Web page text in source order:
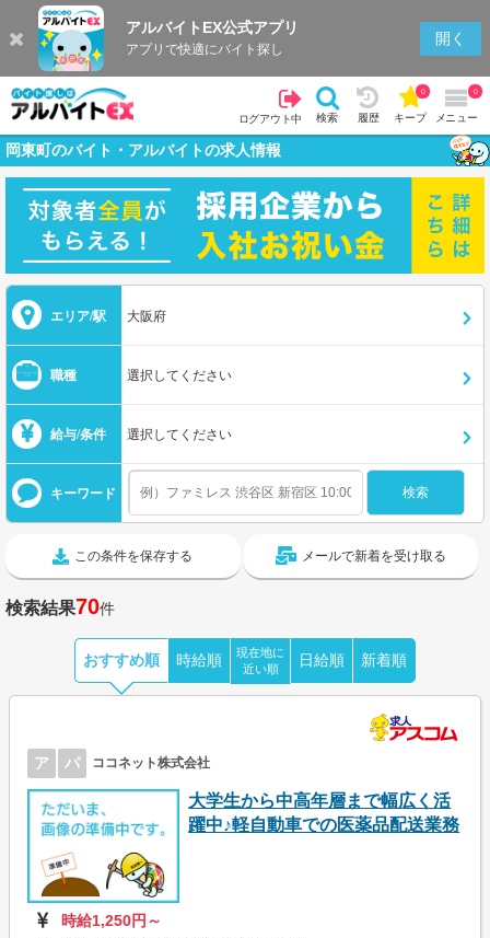
アルバイトEX公式アプリ
アプリで快適にバイト探し
開く
ログアウト中 検索 履歴 キープ
0
メニュー
0
岡東町のバイト・アルバイトの求人情報
エリア/駅 大阪府
職種 選択してください
給与/条件 選択してください
キーワード
この条件を保存する メールで新着を受け取る
検索結果70件
おすすめ順 時給順
現在地に
近い順
日給順 新着順
ア パ ココネット株式会社
大学生から中高年層まで幅広く活
躍中♪軽自動車での医薬品配送業務
時給1,250円～